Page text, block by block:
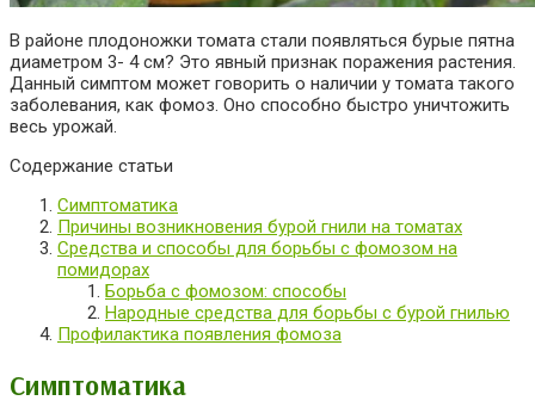
В районе плодоножки томата стали появляться бурые пятна
диаметром 3- 4 см? Это явный признак поражения растения.
Данный симптом может говорить о наличии у томата такого
заболевания, как фомоз. Оно способно быстро уничтожить
весь урожай.
Содержание статьи
Симптоматика
Причины возникновения бурой гнили на томатах
Средства и способы для борьбы с фомозом на
помидорах
Борьба с фомозом: способы
Народные средства для борьбы с бурой гнилью
Профилактика появления фомоза
Симптоматика